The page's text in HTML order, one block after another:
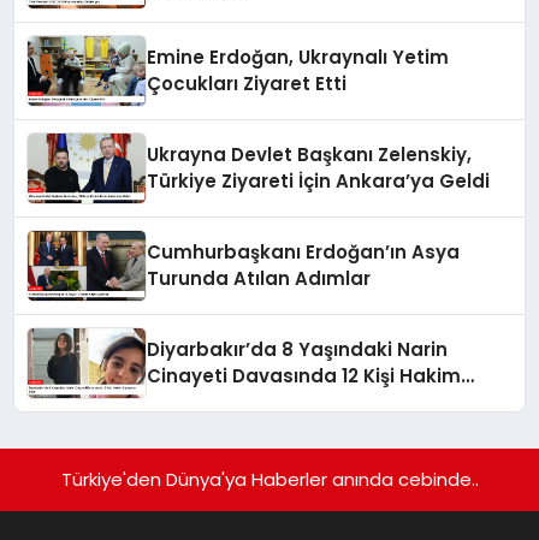
Emine Erdoğan, Ukraynalı Yetim
Çocukları Ziyaret Etti
Ukrayna Devlet Başkanı Zelenskiy,
Türkiye Ziyareti İçin Ankara’ya Geldi
Cumhurbaşkanı Erdoğan’ın Asya
Turunda Atılan Adımlar
Diyarbakır’da 8 Yaşındaki Narin
Cinayeti Davasında 12 Kişi Hakim
Türkiye'den Dünya'ya Haberler anında cebinde..